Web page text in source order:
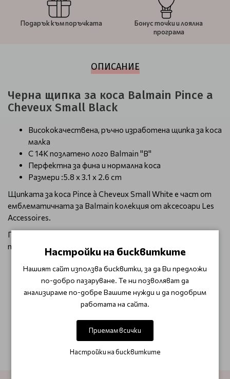
Подарък към поръчката
Бонус точки и лоялна
програма
ОПИСАНИЕ
Черна щипка за коса Balmain Pince a
Cheveux Small Black
Висококачествена, ръчно изработена щипка за коса
малка
С 14K позлатено лого Balmain "B"
Перфектна за фина и нормална коса
Размери :5.8 x 3.1 x 2.6 cm
Щипката за коса Pince à Cheveux Small White е част от
емблематичната за Balmain колекция от аксесоари Les
Accessoires.
Подходяща за всеки повод, придава класа на всяка
прическа
ОТЗИВИ (0)
Този продукт няма отзиви.
Настройки на бисквитките
Нашият сайт използва бисквитки, за да Ви предложи
по-добро пазаруване. Те ни позволяват да
анализираме по-добре Вашите нужди и да подобрим
работата на сайта.
Приемам всички
Настройки на бисквитките